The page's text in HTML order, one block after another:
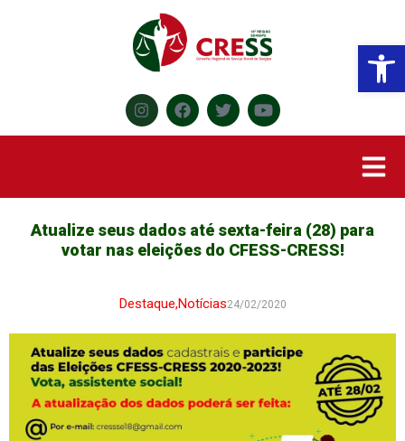
Atualize seus dados até sexta-feira (28) para
votar nas eleições do CFESS-CRESS!
Destaque,Notícias24/02/2020